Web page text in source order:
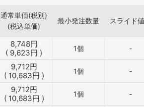
通常単価(税別)
(税込単価)
最小発注数量 スライド
8,748円
( 9,623円 ) 1個 -
9,712円
( 10,683円 ) 1個 -
9,712円
( 10,683円 ) 1個 -